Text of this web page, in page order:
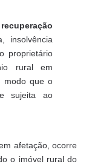
insolvência
proprietário
rural em
modo que o
sujeita ao
afetação, ocorre
o imóvel rural do